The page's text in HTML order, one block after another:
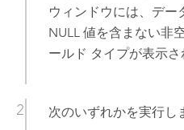
ウィンドウには、デー
NULL 値を含まない非
ールド タイプが表示さ
次のいずれかを実行し